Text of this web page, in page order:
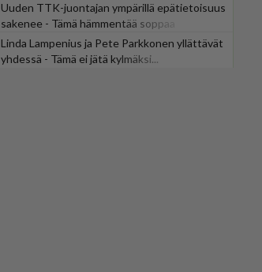
Uuden TTK-juontajan ympärillä epätietoisuus
sakenee - Tämä hämmentää soppaa
Linda Lampenius ja Pete Parkkonen yllättävät
yhdessä - Tämä ei jätä kylmäksi...